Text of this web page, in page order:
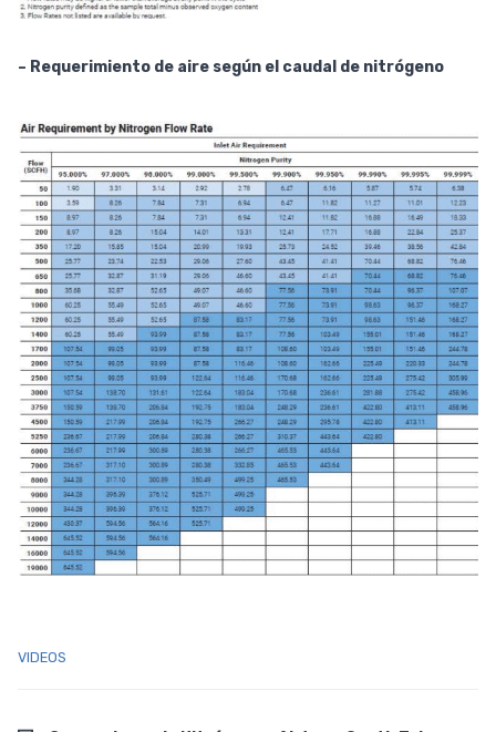
– Requerimiento de aire según el caudal de nitrógeno
VIDEOS